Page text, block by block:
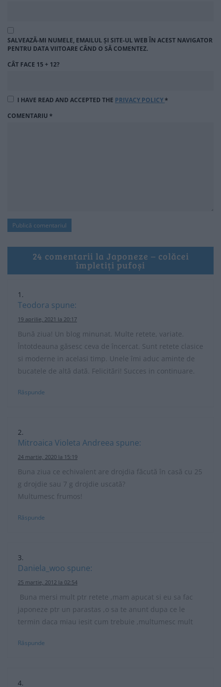
SALVEAZĂ-MI NUMELE, EMAILUL ȘI SITE-UL WEB ÎN ACEST NAVIGATOR
PENTRU DATA VIITOARE CÂND O SĂ COMENTEZ.
CÂT FACE 15 + 12?
I HAVE READ AND ACCEPTED THE PRIVACY POLICY*
COMENTARIU *
24 comentarii la Japoneze – colăcei
împletiți pufoși
Teodora spune:
19 aprilie, 2021 la 20:17
Bună ziua! Un blog minunat. Multe retete, variate.
Întotdeauna găsesc ceva de încercat. Sunt retete clasice
si moderne in acelasi timp. Unele îmi aduc aminte de
bucatele de altă dată. Felicitări! Succes in continuare.
Răspunde
Mitroaica Violeta Andreea spune:
24 martie, 2020 la 15:19
Buna ziua ce echivalent are drojdia făcută în casă cu 25
g drojdie sau 7 g drojdie uscată?
Multumesc frumos!
Răspunde
Daniela_woo spune:
25 martie, 2012 la 02:54
Buna mersi mult ptr retete ,mam apucat si eu sa fac
japoneze ptr un parastas ,o sa te anunt dupa ce le
termin daca miau iesit cum trebuie ,multumesc mult
Răspunde